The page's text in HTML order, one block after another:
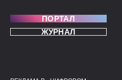
ПОРТАЛ
ЖУРНАЛ